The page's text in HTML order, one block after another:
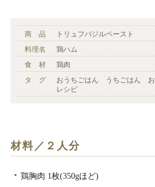
商 品
トリュフバジルペースト
料理名
鶏ハム
食 材
鶏肉
タ グ
おうちごはん うちごはん
レシピ
材料／２人分
鶏胸肉 1枚(350gほど)